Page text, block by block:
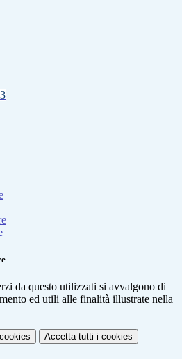
3
da questo utilizzati si avvalgono di
ed utili alle finalità illustrate nella
Accetta tutti i cookies